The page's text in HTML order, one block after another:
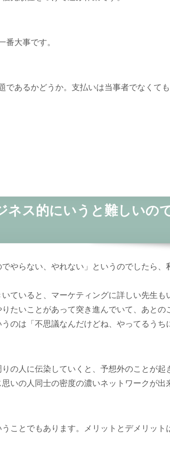
番大事です。
であるかどうか。支払いは当事者でなくて
ネス的にいうと難しいの
やらない、やれない」というのでしたら、
ていると、マーケティングに詳しい先生も
たいことがあって突き進んでいて、あとの
のは「不思議なんだけどね、やってるうち
の人に伝染していくと、予想外のことが起
いの人同士の密度の濃いネットワークが出
ことでもあります。メリットとデメリット